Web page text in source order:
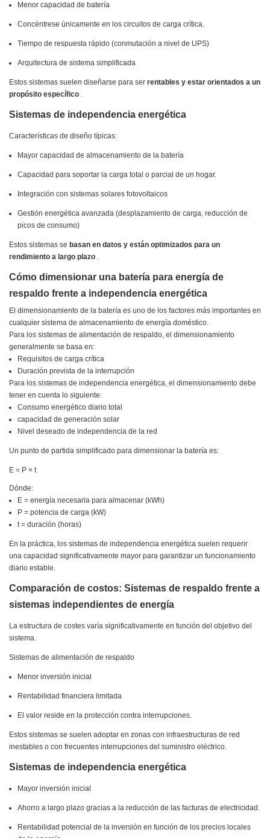
Menor capacidad de batería
Concéntrese únicamente en los circuitos de carga crítica.
Tiempo de respuesta rápido (conmutación a nivel de UPS)
Arquitectura de sistema simplificada
Estos sistemas suelen diseñarse para ser rentables y estar orientados a un
propósito específico .
Sistemas de independencia energética
Características de diseño típicas:
Mayor capacidad de almacenamiento de la batería
Capacidad para soportar la carga total o parcial de un hogar.
Integración con sistemas solares fotovoltaicos
Gestión energética avanzada (desplazamiento de carga, reducción de
picos de consumo)
Estos sistemas se basan en datos y están optimizados para un
rendimiento a largo plazo .
Cómo dimensionar una batería para energía de
respaldo frente a independencia energética
El dimensionamiento de la batería es uno de los factores más importantes en
cualquier sistema de almacenamiento de energía doméstico.
Para los sistemas de alimentación de respaldo, el dimensionamiento
generalmente se basa en:
Requisitos de carga crítica
Duración prevista de la interrupción
Para los sistemas de independencia energética, el dimensionamiento debe
tener en cuenta lo siguiente:
Consumo energético diario total
capacidad de generación solar
Nivel deseado de independencia de la red
Un punto de partida simplificado para dimensionar la batería es:
E = P × t
Dónde:
E = energía necesaria para almacenar (kWh)
P = potencia de carga (kW)
t= duración (horas)
En la práctica, los sistemas de independencia energética suelen requerir
una capacidad significativamente mayor para garantizar un funcionamiento
diario estable.
Comparación de costos: Sistemas de respaldo frente a
sistemas independientes de energía
La estructura de costes varía significativamente en función del objetivo del
sistema.
Sistemas de alimentación de respaldo
Menor inversión inicial
Rentabilidad financiera limitada
El valor reside en la protección contra interrupciones.
Estos sistemas se suelen adoptar en zonas con infraestructuras de red
inestables o con frecuentes interrupciones del suministro eléctrico.
Sistemas de independencia energética
Mayor inversión inicial
Ahorro a largo plazo gracias a la reducción de las facturas de electricidad.
Rentabilidad potencial de la inversión en función de los precios locales